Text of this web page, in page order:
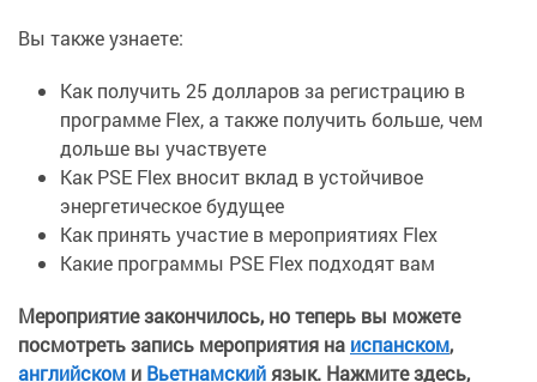
Вы также узнаете:
Как получить 25 долларов за регистрацию в
программе Flex, а также получить больше, чем
дольше вы участвуете
Как PSE Flex вносит вклад в устойчивое
энергетическое будущее
Как принять участие в мероприятиях Flex
Какие программы PSE Flex подходят вам
Мероприятие закончилось, но теперь вы можете
посмотреть запись мероприятия на испанском,
английском и Вьетнамскийязык. Нажмите здесь,